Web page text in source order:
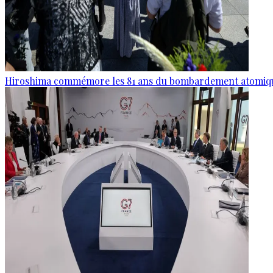
Hiroshima commémore les 81 ans du bombardement